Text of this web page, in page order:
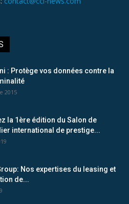
: Protège vos données contre la
2015
la 1ère édition du Salon de
international de prestige...
Nos expertises du leasing et
de...